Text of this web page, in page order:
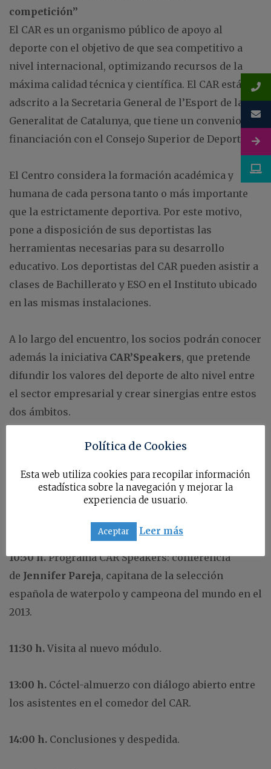
competición”
El CAR es un organismo público de apoyo al
deporte con el objetivo de que sea competitivo a
nivel internacional, optimizando recursos de la
máxima calidad técnica y científica. El CAR está
adscrito a la Secretaria General de l’Esport de la
Generalitat de Catalunya, que tiene un convenio de
financiación con el Consejo Superior de Deportes.
El Centro considera la formación académica y
humana de cada persona tanto o más importante
que la estrictamente deportiva. Por este motivo,
pone a disposición de sus deportistas las
herramientas necesarias para su desarrollo
educativo. Los deportistas del CAR pueden asistir a
clases de Bachillerato y ESO en el Instituto ubicado
en las mismas instalaciones.
A lo largo del encuentro, los socios podrán conocer
además la iniciativa CAR’Speakers, que pretende
difundir los valores del deporte de alto nivel entre
el sector empresarial y crear sinergias entre estos
dos ámbitos.
Llegada de los socios de AED y bienvenida
Guillermo Pérez Recio, subdirector técnico-
deportivo del CAR, y deJoan Juliá, presidente del
Consejo Directivo de AED en Cataluña.
10:30 h.Programa CAR’Speakers: conferencia
de Jennifer Pareja, capitana de la selección
española de waterpolo y campeona del mundo en el
2013.
11:30 h. Visita al nuevo módulo.
13:00 h. Cóctel-almuerzo con diálogo abierto entre
los asistentes en el comedor del CAR.
14:00 h. Conclusiones y despedida.
Política de Cookies
Esta web utiliza cookies para recopilar información
estadística sobre la navegación y mejorar la
experiencia de usuario.
Aceptar Leer más